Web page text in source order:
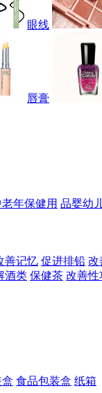
眼线
唇膏
年保健用 品婴幼
善记忆 促进排铅 改
酒类 保健茶 改善性
盒 食品包装盒 纸箱